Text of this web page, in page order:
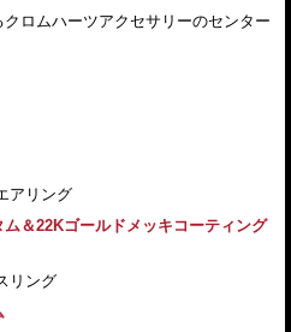
ロムハーツアクセサリーのセンター
アリング
＆22Kゴールドメッキコーティング
リング